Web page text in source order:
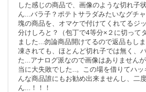
した感じの商品で、画像のような切れ子
ん...バラ子？ポテトサラダみたいなグチ
塊の商品を、オマケで付けてくれてるジ
分けしろと？（包丁で4等分×２に切って
ました...勿論商品開けてるので返品もし
凍されても、ほとんど切れ子では無く、
た...アナログ派なので画像はありません
当に大失敗でした..。この場を借りてハッ
んな商品誰にもお勧め出来ませんし、二
ん...！！！